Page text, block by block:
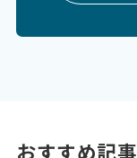
おすすめ記事